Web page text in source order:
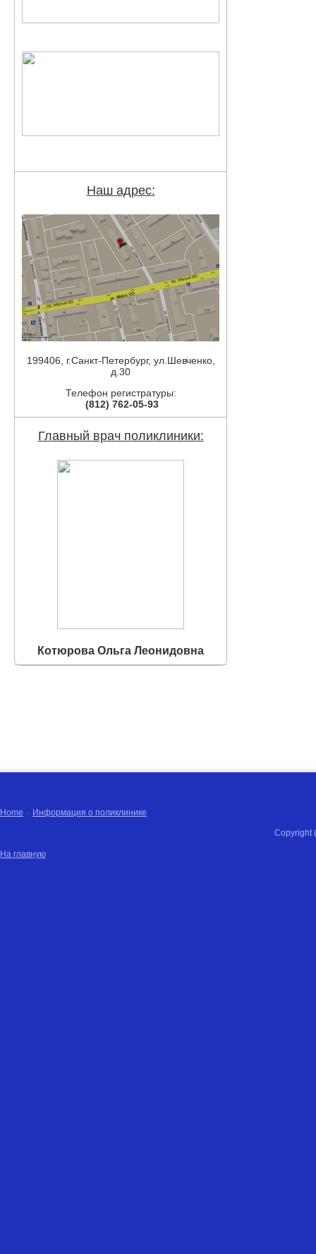
Наш адрес:
199406, г.Санкт-Петербург, ул.Шевченко,
д.30
Телефон регистратуры:
(812) 762-05-93
Главный врач поликлиники:
Котюрова Ольга Леонидовна
Home » Информация о поликлинике
Copyright
На главную